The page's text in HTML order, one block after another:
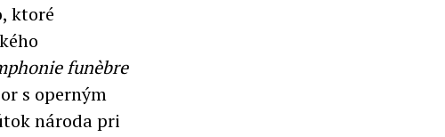
ktoré
funèbre
s operným
národa pri